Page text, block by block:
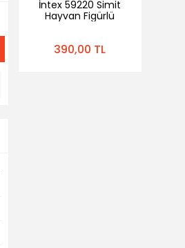
İntex 59220 Simit
Hayvan Figürlü
390,00 TL